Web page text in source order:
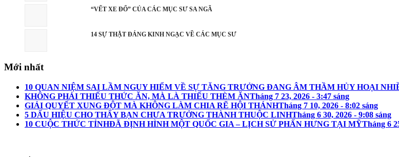
“VẾT XE ĐỔ” CỦA CÁC MỤC SƯ SA NGÃ
14 SỰ THẬT ĐÁNG KINH NGẠC VỀ CÁC MỤC SƯ
Mới nhất
10 QUAN NIỆM SAI LẦM NGUY HIỂM VỀ SỰ TĂNG TRƯỞNG ĐANG ÂM THẦM HỦY HOẠI
KHÔNG PHẢI THIẾU THỨC ĂN, MÀ LÀ THIẾU THÈM ĂNTháng 7 23, 2026 - 3:47 sáng
GIẢI QUYẾT XUNG ĐỘT MÀ KHÔNG LÀM CHIA RẼ HỘI THÁNHTháng 7 10, 2026 - 8:02 sáng
5 DẤU HIỆU CHO THẤY BẠN CHƯA TRƯỞNG THÀNH THUỘC LINHTháng 6 30, 2026 - 9:08 sáng
10 CUỘC THỨC TỈNHĐÃ ĐỊNH HÌNH MỘT QUỐC GIA – LỊCH SỬ PHẤN HƯNG TẠI MỸTháng 6